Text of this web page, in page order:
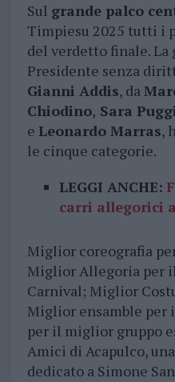
Sul grande palco
Timpiesu 2025 tutti i
del verdetto finale. La
Presidente senza
Gianni Addis, da
Chiodino, Sara
e Leonardo Marras,
le cinque categorie.
LEGGI ANCHE:
carri allegorici
Miglior coreografia
Miglior Allegoria per
Carnival; Miglior
Miglior ensamble per
per il miglior gruppo
Amici di Acapulco,
dedicato a Simone